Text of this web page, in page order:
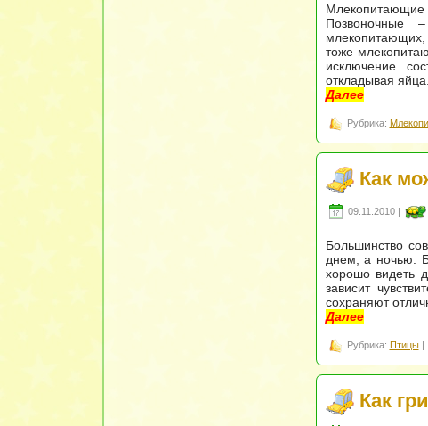
Млекопитающие
Позвоночные
тоже
исключение
откладывая яйца.
Далее
Рубрика:
Как
09.11.2010 |
Большинство
днем, а ночью.
хорошо видеть
зависит
сохраняют
Далее
Рубрика: Птицы|
Как